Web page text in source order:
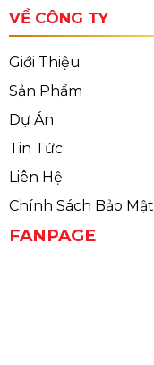
VỀ CÔNG TY
Giới Thiệu
Sản Phẩm
Dự Án
Tin Tức
Liên Hệ
Chính Sách Bảo Mật
FANPAGE